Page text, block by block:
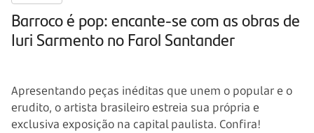
Barroco é pop: encante-se com as obras de
Iuri Sarmento no Farol Santander
Apresentando peças inéditas que unem o popular e o
erudito, o artista brasileiro estreia sua própria e
exclusiva exposição na capital paulista. Confira!